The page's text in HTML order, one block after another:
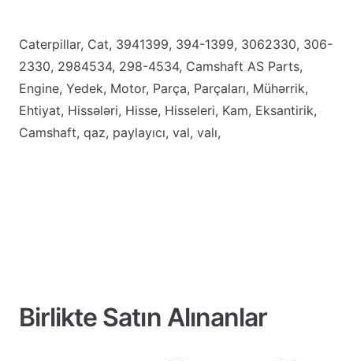
Caterpillar, Cat, 3941399, 394-1399, 3062330, 306-
2330, 2984534, 298-4534, Camshaft AS Parts,
Engine, Yedek, Motor, Parça, Parçaları, Mühərrik,
Ehtiyat, Hissələri, Hisse, Hisseleri, Kam, Eksantirik,
Camshaft, qaz, paylayıcı, val, valı,
Birlikte Satın Alınanlar